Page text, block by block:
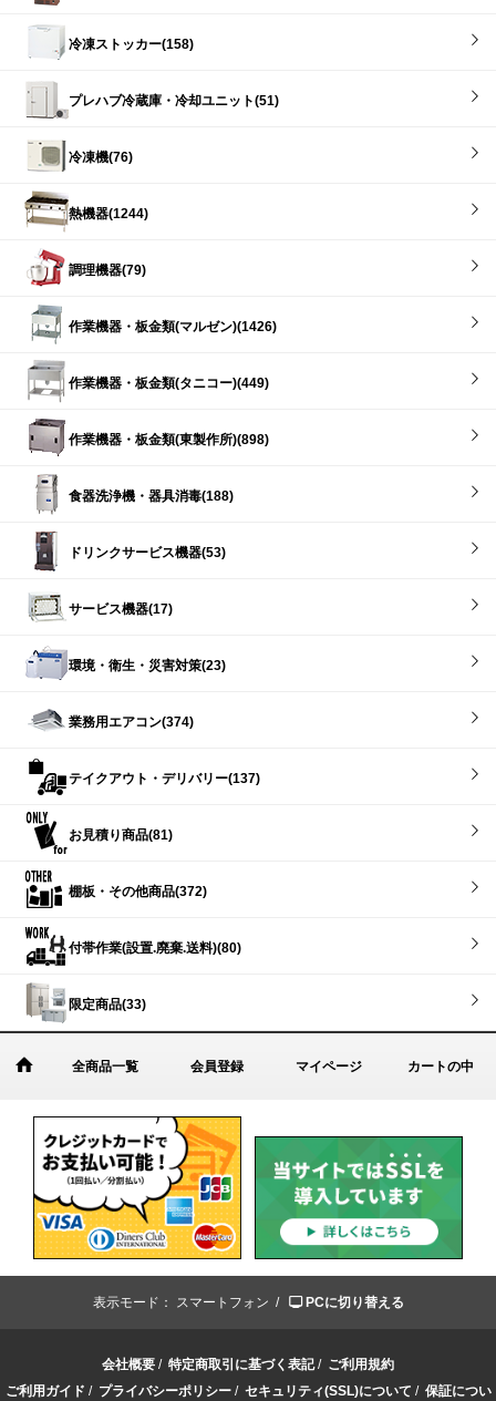
冷凍ストッカー(158)
プレハブ冷蔵庫・冷却ユニット(51)
冷凍機(76)
熱機器(1244)
調理機器(79)
作業機器・板金類(マルゼン)(1426)
作業機器・板金類(タニコー)(449)
作業機器・板金類(東製作所)(898)
食器洗浄機・器具消毒(188)
ドリンクサービス機器(53)
サービス機器(17)
環境・衛生・災害対策(23)
業務用エアコン(374)
テイクアウト・デリバリー(137)
お見積り商品(81)
棚板・その他商品(372)
付帯作業(設置.廃棄.送料)(80)
限定商品(33)
全商品一覧 会員登録 マイページ カートの中
表示モード： スマートフォン / PCに切り替える
会社概要 / 特定商取引に基づく表記/ ご利用規約
ご利用ガイド / プライバシーポリシー/ セキュリティ(SSL)について / 保証につい